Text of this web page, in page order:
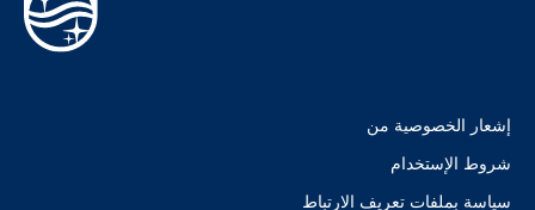
إشعار الخصوصية من
شروط الإستخدام
سياسة بملفات تعريف الارتباط